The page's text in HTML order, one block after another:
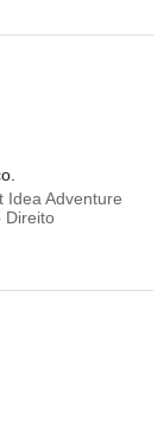
Idea Adventure
Direito